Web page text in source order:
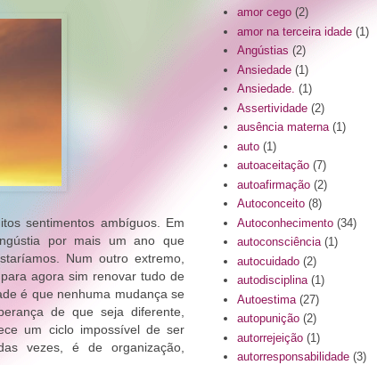
sentimentos ambíguos. Em
por mais um ano que
Num outro extremo,
agora sim renovar tudo de
é que nenhuma mudança se
de que seja diferente,
um ciclo impossível de ser
vezes, é de organização,
amor cego (2)
amor na terceira idade (1)
Angústias (2)
Ansiedade (1)
Ansiedade. (1)
Assertividade (2)
ausência materna (1)
auto (1)
autoaceitação (7)
autoafirmação (2)
Autoconceito (8)
Autoconhecimento (34)
autoconsciência (1)
autocuidado (2)
autodisciplina (1)
Autoestima (27)
autopunição (2)
autorrejeição (1)
autorresponsabilidade (3)